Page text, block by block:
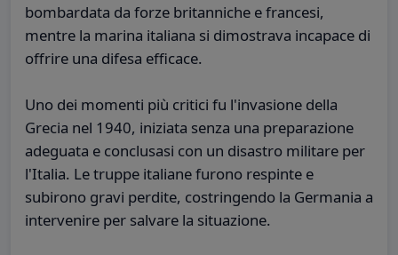
bombardata da forze britanniche e francesi,
mentre la marina italiana si dimostrava incapace di
offrire una difesa efficace.
Uno dei momenti più critici fu l'invasione della
Grecia nel 1940, iniziata senza una preparazione
adeguata e conclusasi con un disastro militare per
l'Italia. Le truppe italiane furono respinte e
subirono gravi perdite, costringendo la Germania a
intervenire per salvare la situazione.